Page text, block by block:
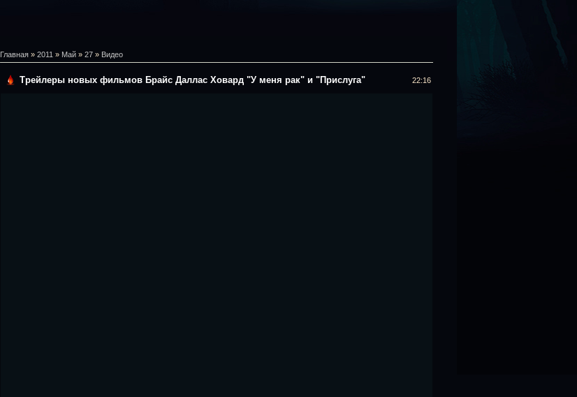
Главная » 2011 » Май » 27 » Видео
Трейлеры новых фильмов Брайс Даллас Ховард "У меня рак" и "Прислуга" 22:16